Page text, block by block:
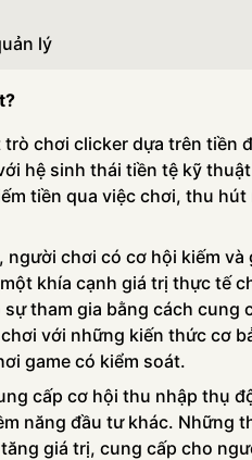
lý
trò chơi clicker dựa trên tiền
hệ sinh thái tiền tệ kỹ
tiền qua việc chơi, thu
, người chơi có cơ hội kiếm
khía cạnh giá trị thực tế
tham gia bằng cách
với những kiến thức cơ
game có kiểm soát.
cấp cơ hội thu nhập thụ
năng đầu tư khác. Những
giá trị, cung cấp cho